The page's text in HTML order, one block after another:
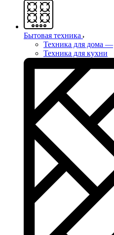
Бытовая техника
Техника для дома —
Техника для кухни